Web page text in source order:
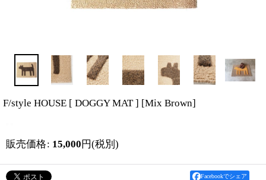
F/style HOUSE [ DOGGY MAT ] [Mix Brown]
販売価格: 15,000 円(税別)
Facebookでシェア